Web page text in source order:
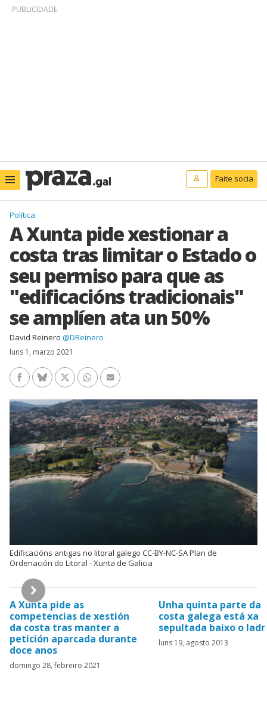
PUBLICIDADE
Faite socia
Política
A Xunta pide xestionar a
costa tras limitar o Estado o
seu permiso para que as
"edificacións tradicionais"
se amplíen ata un 50%
David Reinero @DReinero
luns 1, marzo 2021
Facebook
BlueskyTwitter/XWhatsAppEnviar un e-mail
Edificacións antigas no litoral galego CC-BY-NC-SA Plan de
Ordenación do Litoral - Xunta de Galicia
Hemeroteca
A Xunta pide as
competencias de xestión
da costa tras manter a
petición aparcada durante
doce anos
domingo 28, febreiro 2021
Unha quinta parte da
costa galega está xa
sepultada baixo o
luns 19, agosto 2013